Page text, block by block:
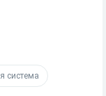
система